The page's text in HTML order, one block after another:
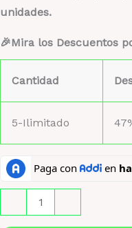
unidades.
🎉Mira los Descuentos
Cantidad
5-Ilimitado
Carolina
Herrera